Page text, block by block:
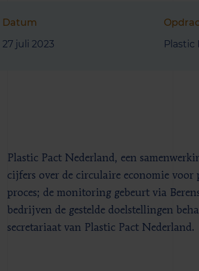
Datum
27 juli 2023
Plastic
Plastic Pact Nederland, een
cijfers over de circulaire economie
proces; de monitoring gebeurt via
bedrijven de gestelde doelstellingen
secretariaat van Plastic Pact Nederland.